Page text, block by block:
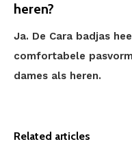
heren?
Ja. De Cara badjas
comfortabele
dames als heren.
Related articles